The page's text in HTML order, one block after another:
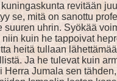
revitään
se, mitä on sanottu
uhrin. Syökää
kuin he tappoivat
heitä tullaan
Ja he tulevat kuin
Jumala sen